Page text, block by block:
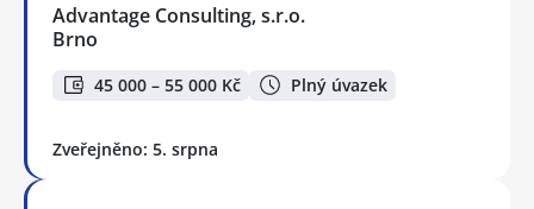
Advantage Consulting, s.r.o.
Brno
45 000 – 55 000 Kč Plný úvazek
Zveřejněno: 5. srpna